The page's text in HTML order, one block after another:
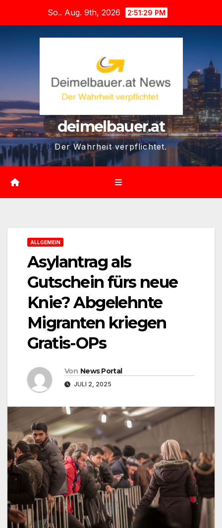
So.. Aug. 9th, 2026 2:51:31 PM
deimelbauer.at
Der Wahrheit verpflichtet.
ALLGEMEIN
Asylantrag als
Gutschein fürs neue
Knie? Abgelehnte
Migranten kriegen
Gratis-OPs
Von News Portal
JULI 2, 2025